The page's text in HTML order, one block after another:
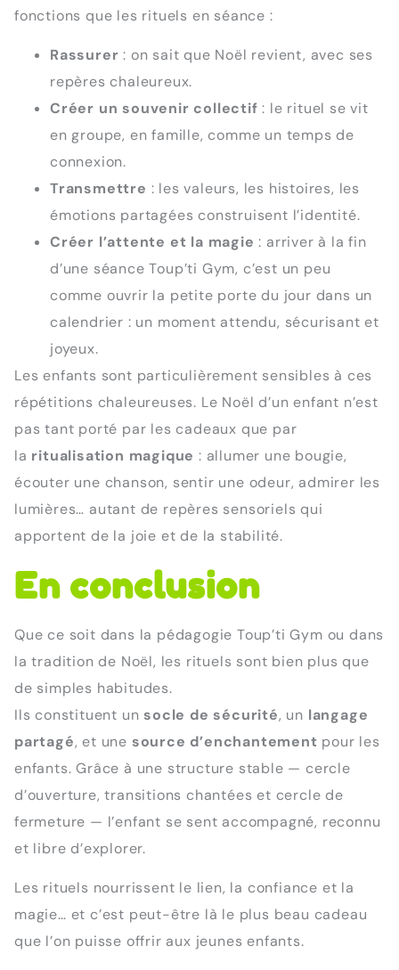
fonctions que les rituels en séance :
Rassurer : on sait que Noël revient, avec ses
repères chaleureux.
Créer un souvenir collectif : le rituel se vit
en groupe, en famille, comme un temps de
connexion.
Transmettre : les valeurs, les histoires, les
émotions partagées construisent l’identité.
Créer l’attente et la magie : arriver à la fin
d’une séance Toup’ti Gym, c’est un peu
comme ouvrir la petite porte du jour dans un
calendrier : un moment attendu, sécurisant et
joyeux.
Les enfants sont particulièrement sensibles à ces
répétitions chaleureuses. Le Noël d’un enfant n’est
pas tant porté par les cadeaux que par
la ritualisation magique : allumer une bougie,
écouter une chanson, sentir une odeur, admirer les
lumières… autant de repères sensoriels qui
apportent de la joie et de la stabilité.
En conclusion
Que ce soit dans la pédagogie Toup’ti Gym ou dans
la tradition de Noël, les rituels sont bien plus que
de simples habitudes.
Ils constituent un socle de sécurité, un langage
partagé, et une source d’enchantement pour les
enfants. Grâce à une structure stable — cercle
d’ouverture, transitions chantées et cercle de
fermeture — l’enfant se sent accompagné, reconnu
et libre d’explorer.
Les rituels nourrissent le lien, la confiance et la
magie… et c’est peut-être là le plus beau cadeau
que l’on puisse offrir aux jeunes enfants.